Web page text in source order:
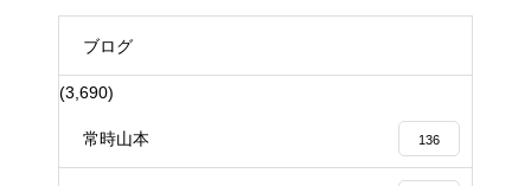
ブログ
(3,690)
常時山本 136